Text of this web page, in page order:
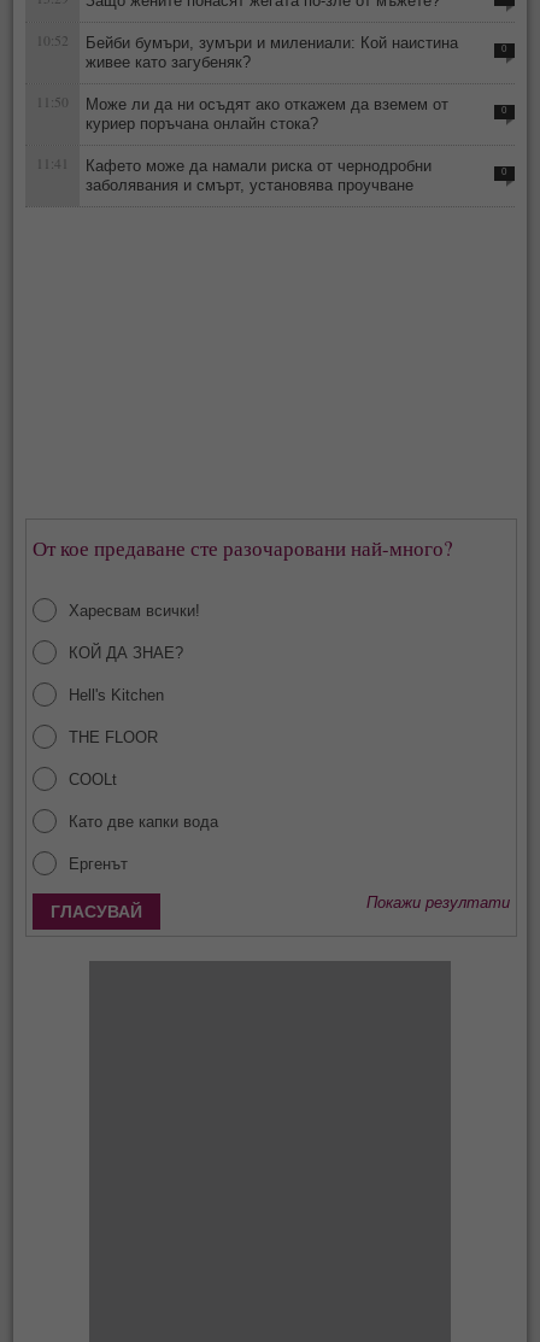
10:52
Бейби бумъри, зумъри и милениали: Кой наистина
живее като загубеняк?
0
11:50
Може ли да ни осъдят ако откажем да вземем от
куриер поръчана онлайн стока?
0
11:41
Кафето може да намали риска от чернодробни
заболявания и смърт, установява проучване
0
От кое предаване сте разочаровани най-много?
Харесвам всички!
КОЙ ДА ЗНАЕ?
Hell's Kitchen
THE FLOOR
COOLt
Като две капки вода
Ергенът
Покажи резултати